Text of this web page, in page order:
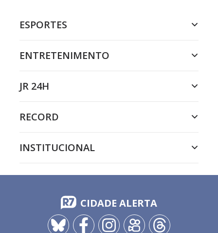
ESPORTES
ENTRETENIMENTO
JR 24H
RECORD
INSTITUCIONAL
CIDADE ALERTA